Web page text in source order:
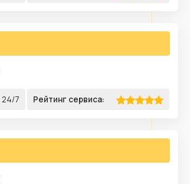
24/7 Рейтинг сервиса: